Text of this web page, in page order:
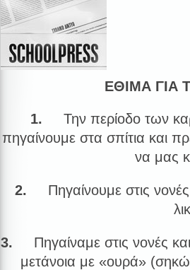
ΕΘΙΜΑ ΓΙΑ
1. Την περίοδο των
πηγαίνουμε στα σπίτια και
να μας
2. Πηγαίνουμε στις
3. Πηγαίναμε στις νονές
μετάνοια με «ουρά»